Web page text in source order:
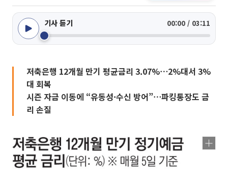
기사 듣기 00:00 / 03:11
저축은행 12개월 만기 평균금리 3.07%⋯2%대서 3%
대 회복
시즌 자금 이동에 “유동성·수신 방어”⋯파킹통장도 금
리 손질